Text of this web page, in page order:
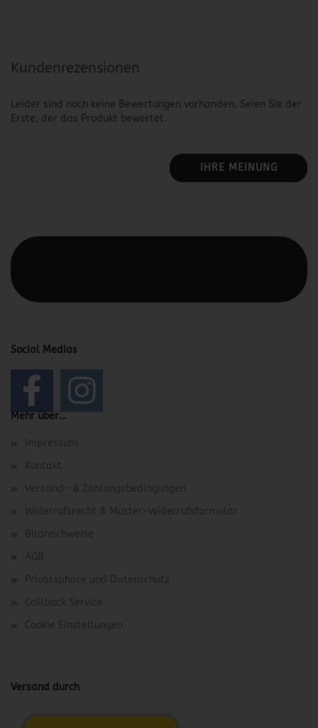
Kundenrezensionen
Leider sind noch keine Bewertungen vorhanden. Seien Sie der
Erste, der das Produkt bewertet.
IHRE MEINUNG
Social Medias
Mehr über...
Impressum
Kontakt
Versand- & Zahlungsbedingungen
Widerrufsrecht & Muster-Widerrufsformular
Bildnachweise
AGB
Privatsphäre und Datenschutz
Callback Service
Cookie Einstellungen
Versand durch